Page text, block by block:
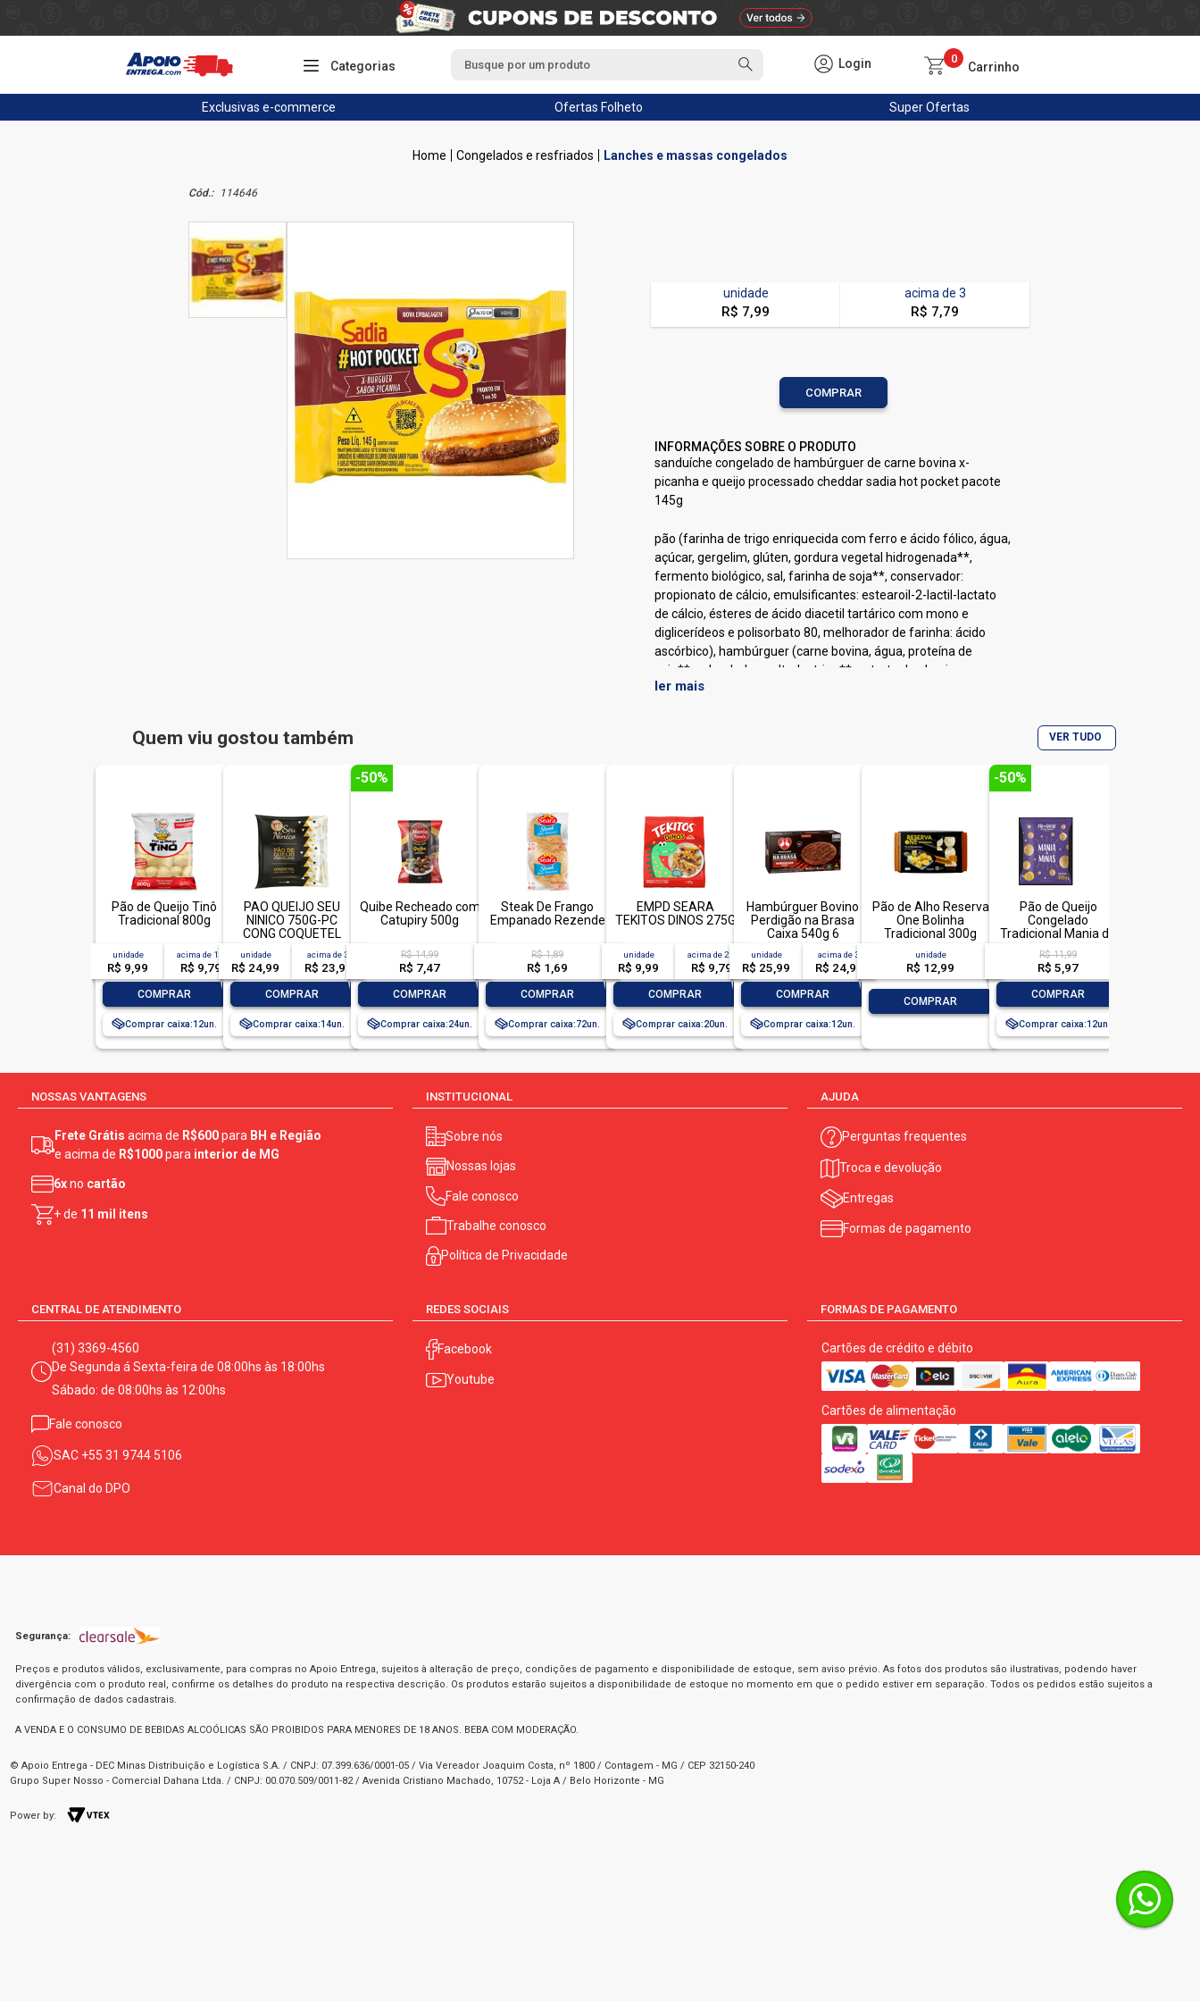
Categorias Login 0
Carrinho
Exclusivas e-commerce Ofertas Folheto SuperOfertas
Congelados e resfriados Lanches e massas congelados
Cód.: 114646
unidade
R$ 7,99
acima de 3
R$ 7,79
COMPRAR
INFORMAÇÕES SOBRE O PRODUTO
sanduíche congelado de hambúrguer de carne bovina x-
picanha e queijo processado cheddar sadia hot pocket pacote
145g
pão (farinha de trigo enriquecida com ferro e ácido fólico, água,
açúcar, gergelim, glúten, gordura vegetal hidrogenada**,
fermento biológico, sal, farinha de soja**, conservador:
propionato de cálcio, emulsificantes: estearoil-2-lactil-lactato
de cálcio, ésteres de ácido diacetil tartárico com mono e
diglicerídeos e polisorbato 80, melhorador de farinha: ácido
ascórbico), hambúrguer (carne bovina, água, proteína de
soja**, sal, cebola, maltodextrina**, extrato de alecrim,
aromatizante: aroma idêntico ao natural de carne, corante:
ler mais
Quem viu gostou também VER TUDO
Pão de Queijo Tinô
Tradicional 800g
unidade
R$ 9,99
acima de 12
R$ 9,79
COMPRAR
Comprar caixa:12
PAO QUEIJO SEU
NINICO 750G-PC
CONG COQUETEL
unidade
R$ 24,99
acima de3
R$ 23,99
COMPRAR
Comprar caixa:14
-50%
Quibe Recheado com
Catupiry 500g
R$ 14,99
R$ 7,47
COMPRAR
Comprar caixa:24
Steak De Frango
Empanado Rezende
R$ 1,89
R$ 1,69
COMPRAR
Comprar caixa:72
EMPD SEARA
TEKITOS DINOS 275G
unidade
R$ 9,99
acima de20
R$ 9,79
COMPRAR
Comprar caixa:20
Hambúrguer Bovino
Perdigão na Brasa
Caixa 540g 6
Unidades
unidade
R$ 25,99
acima de3
R$ 24,99
COMPRAR
Comprar caixa:12
Pão de Alho Reserva
One Bolinha
Tradicional 300g
unidade
R$ 12,99
COMPRAR
-50%
Pão de Queijo
Congelado
Tradicional Mania de
Minas Pacote 800g
R$ 11,99
R$ 5,97
COMPRAR
Comprar caixa:12
NOSSAS VANTAGENS
Frete Grátis acima de R$600para BH e Região
e acima de R$1000para interior de MG
6xno cartão
+ de 11 mil itens
INSTITUCIONAL
Sobre nós
Nossas lojas
Fale conosco
Trabalhe conosco
Política de Privacidade
AJUDA
Perguntas frequentes
Troca e devolução
Entregas
Formas de pagamento
CENTRAL DE ATENDIMENTO
(31) 3369-4560
De Segunda á Sexta-feira de 08:00hs às 18:00hs
Sábado: de 08:00hs às 12:00hs
Fale conosco
SAC +55 31 9744 5106
Canal do DPO
REDES SOCIAIS
Facebook
Youtube
FORMAS DE PAGAMENTO
Cartões de crédito e débito
Cartões de alimentação
Segurança:
Preços e produtos válidos, exclusivamente, para compras no Apoio Entrega, sujeitos à alteração de preço, condições de pagamento e disponibilidade de estoque, sem aviso prévio. As fotos dos produtos são ilustrativas, podendo haver
divergência com o produto real, confirme os detalhes do produto na respectiva descrição. Os produtos estarão sujeitos a disponibilidade de estoque no momento em que o pedido estiver em separação. Todos os pedidos estão sujeitos a
confirmação de dados cadastrais.
A VENDA E O CONSUMO DE BEBIDAS ALCOÓLICAS SÃO PROIBIDOS PARA MENORES DE 18 ANOS. BEBA COM MODERAÇÃO.
© Apoio Entrega - DEC Minas Distribuição e Logística S.A. / CNPJ: 07.399.636/0001-05 / Via Vereador Joaquim Costa, nº 1800 / Contagem - MG / CEP 32150-240
Grupo Super Nosso - Comercial Dahana Ltda. / CNPJ: 00.070.509/0011-82 / Avenida Cristiano Machado, 10752 - Loja A / Belo Horizonte - MG
Power by: